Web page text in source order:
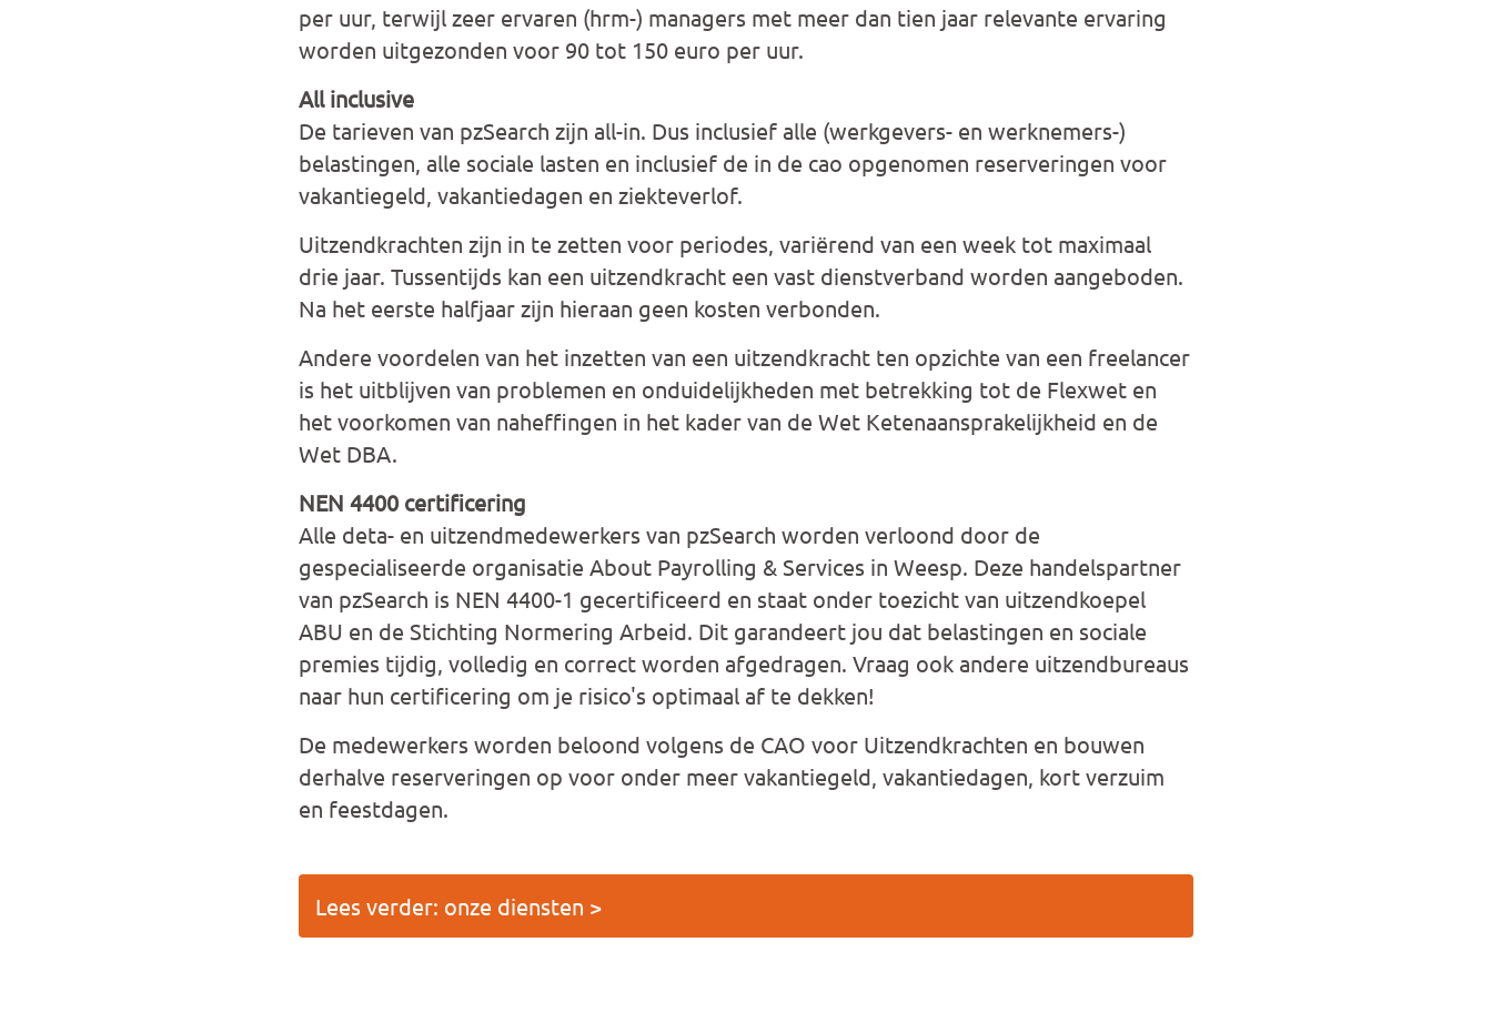
per uur, terwijl zeer ervaren (hrm-) managers met meer dan tien jaar relevante ervaring
worden uitgezonden voor 90 tot 150 euro per uur.
All inclusive
De tarieven van pzSearch zijn all-in. Dus inclusief alle (werkgevers- en werknemers-)
belastingen, alle sociale lasten en inclusief de in de cao opgenomen reserveringen voor
vakantiegeld, vakantiedagen en ziekteverlof.
Uitzendkrachten zijn in te zetten voor periodes, variërend van een week tot maximaal
drie jaar. Tussentijds kan een uitzendkracht een vast dienstverband worden aangeboden.
Na het eerste halfjaar zijn hieraan geen kosten verbonden.
Andere voordelen van het inzetten van een uitzendkracht ten opzichte van een freelancer
is het uitblijven van problemen en onduidelijkheden met betrekking tot de Flexwet en
het voorkomen van naheffingen in het kader van de Wet Ketenaansprakelijkheid en de
Wet DBA.
NEN 4400 certificering
Alle deta- en uitzendmedewerkers van pzSearch worden verloond door de
gespecialiseerde organisatie About Payrolling & Services in Weesp. Deze handelspartner
van pzSearch is NEN 4400-1 gecertificeerd en staat onder toezicht van uitzendkoepel
ABU en de Stichting Normering Arbeid. Dit garandeert jou dat belastingen en sociale
premies tijdig, volledig en correct worden afgedragen. Vraag ook andere uitzendbureaus
naar hun certificering om je risico's optimaal af te dekken!
De medewerkers worden beloond volgens de CAO voor Uitzendkrachten en bouwen
derhalve reserveringen op voor onder meer vakantiegeld, vakantiedagen, kort verzuim
en feestdagen.
Lees verder: onze diensten >